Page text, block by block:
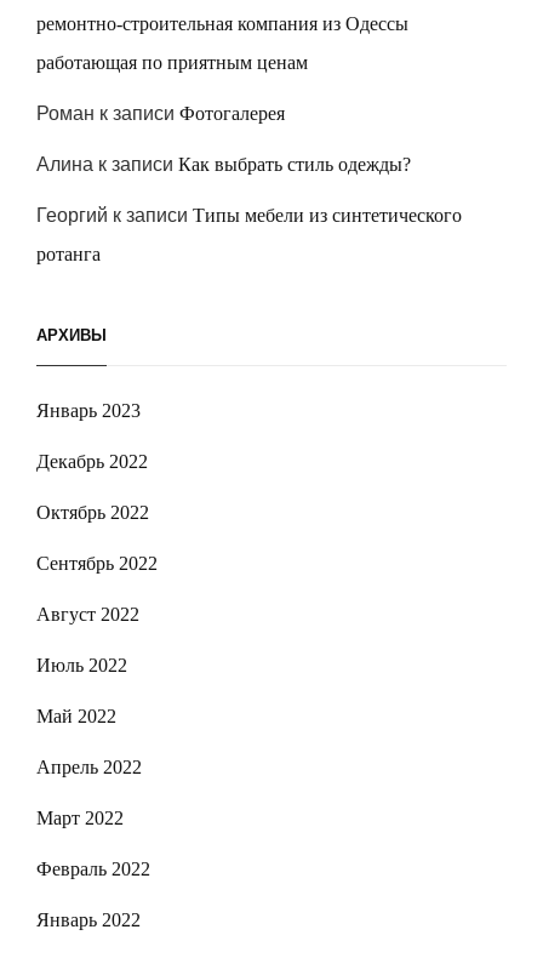
ремонтно-строительная компания из Одессы
работающая по приятным ценам
Роман к записи Фотогалерея
Алина к записи Как выбрать стиль одежды?
Георгий к записи Типы мебели из синтетического
ротанга
АРХИВЫ
Январь 2023
Декабрь 2022
Октябрь 2022
Сентябрь 2022
Август 2022
Июль 2022
Май 2022
Апрель 2022
Март 2022
Февраль 2022
Январь 2022